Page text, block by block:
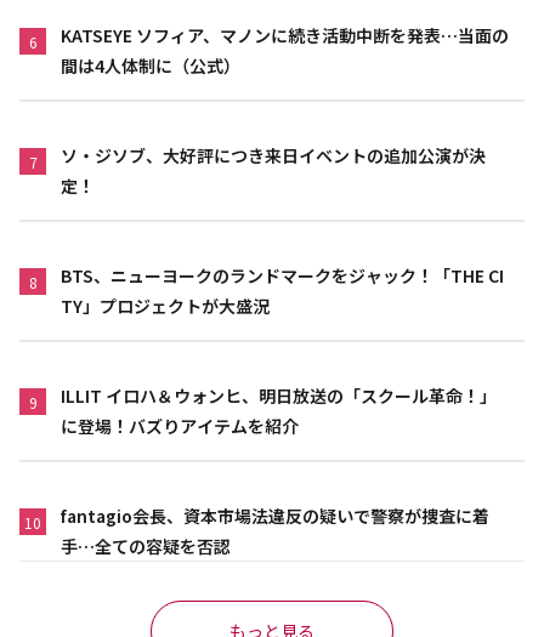
6
KATSEYE ソフィア、マノンに続き活動中断を発表…当面の
間は4人体制に（公式）
7
ソ・ジソブ、大好評につき来日イベントの追加公演が決
定！
8
BTS、ニューヨークのランドマークをジャック！「THE CI
TY」プロジェクトが大盛況
9
ILLIT イロハ＆ウォンヒ、明日放送の「スクール革命！」
に登場！バズりアイテムを紹介
10
fantagio会長、資本市場法違反の疑いで警察が捜査に着
手…全ての容疑を否認
もっと見る